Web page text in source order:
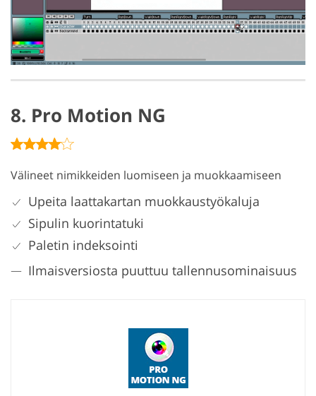
8. Pro Motion NG
Välineet nimikkeiden luomiseen ja muokkaamiseen
Upeita laattakartan muokkaustyökaluja
Sipulin kuorintatuki
Paletin indeksointi
Ilmaisversiosta puuttuu tallennusominaisuus